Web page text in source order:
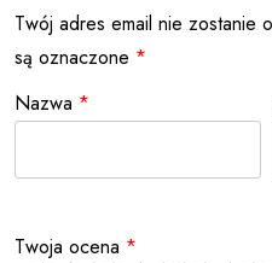
Twój adres email nie zostanie
są oznaczone *
Nazwa *
Twoja ocena *